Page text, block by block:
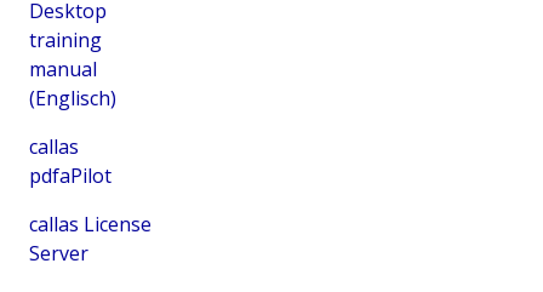
Desktop
training
manual
(Englisch)
callas
pdfaPilot
callas License
Server